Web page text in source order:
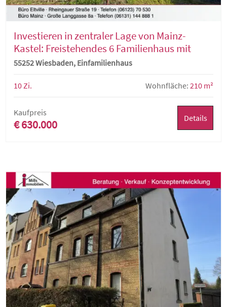
Investieren in zentraler Lage von Mainz-
Kastel: Freistehendes 6 Familienhaus mit
Süd-West-Garten
55252 Wiesbaden, Einfamilienhaus
10 Zi. Wohnfläche: 210 m²
Kaufpreis
€ 630.000 Details